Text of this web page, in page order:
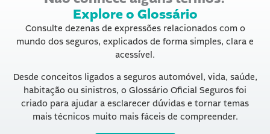
Explore o Glossário
Consulte dezenas de expressões relacionados com o
mundo dos seguros, explicados de forma simples, clara e
acessível.
Desde conceitos ligados a seguros automóvel, vida, saúde,
habitação ou sinistros, o Glossário Oficial Seguros foi
criado para ajudar a esclarecer dúvidas e tornar temas
mais técnicos muito mais fáceis de compreender.